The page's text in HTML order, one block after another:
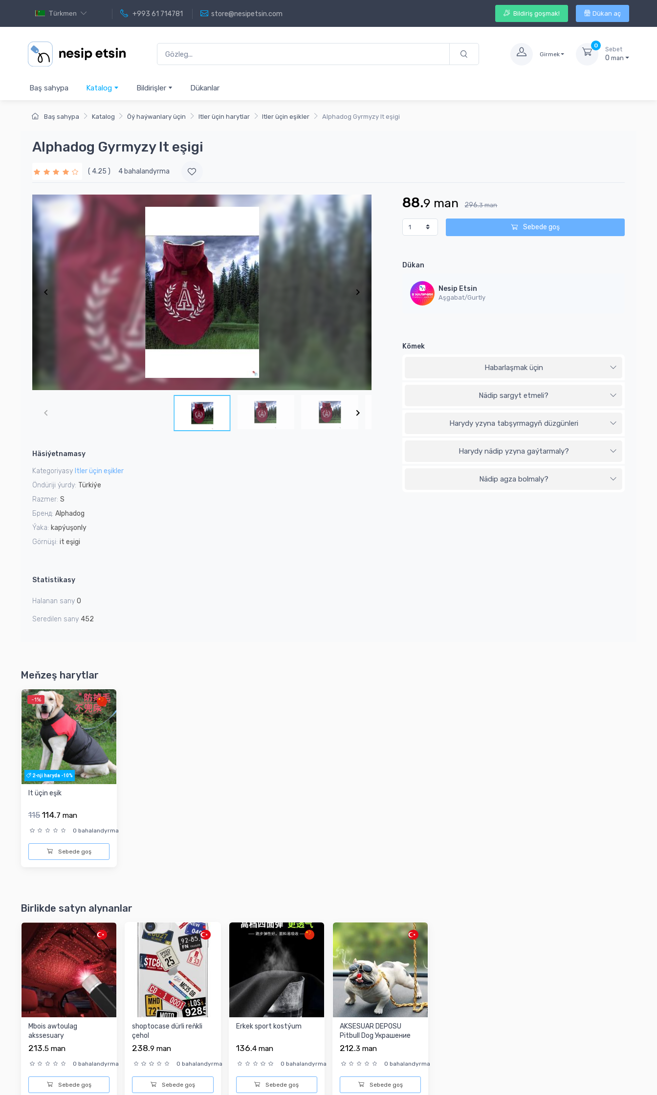
Türkmen +993 61 714781 store@nesipetsin.com Bildiriş goşmak! Dükan aç
Girmek
0
Sebet
0man
Baş sahypa Katalog Bildirişler Dükanlar
Baş sahypa Katalog Öý haýwanlary üçin Itler üçin harytlar Itler üçin eşikler Alphadog Gyrmyzy It eşigi
Alphadog Gyrmyzy It eşigi
( 4.25 ) 4 bahalandyrma
4
Häsiýetnamasy
Kategoriyasy Itler üçin eşikler
Öndüriji ýurdy: Türkiýe
Razmer: S
Бренд: Alphadog
Ýaka: kapýuşonly
Görnüşi: it eşigi
Statistikasy
Halanan sany 0
Seredilen sany 452
88.9 man 296.3 man
Sebede goş
Dükan
Nesip Etsin
Aşgabat/Gurtly
Kömek
Habarlaşmak üçin
Nädip sargyt etmeli?
Harydy yzyna tabşyrmagyň düzgünleri
Harydy nädip yzyna gaýtarmaly?
Nädip agza bolmaly?
Meňzeş harytlar
-1%
2-nji haryda -10%
It üçin eşik
115 114.7 man
0 bahalandyrma
Sebede goş
Birlikde satyn alynanlar
Mbois awtoulag
akssesuary
213.5 man
0 bahalandyrma
Sebede goş
shoptocase dürli reňkli
çehol
238.9 man
0 bahalandyrma
Sebede goş
Erkek sport kostýum
136.4 man
0 bahalandyrma
Sebede goş
AKSESUAR DEPOSU
Pitbull Dog Украшение
212.3 man
0 bahalandyrma
Sebede goş